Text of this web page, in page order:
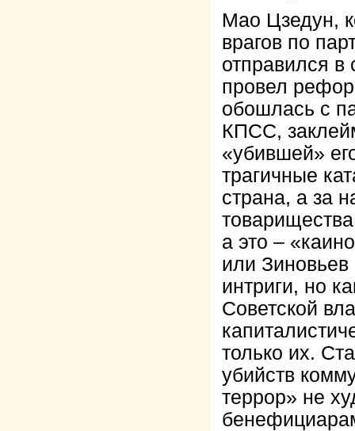
Мао Цзедун,
врагов по
отправился в
провел
обошлась с
КПСС,
«убившей»
трагичные
страна, а за
а это –
или
интриги, но
Советской
только их.
убийств
террор» не